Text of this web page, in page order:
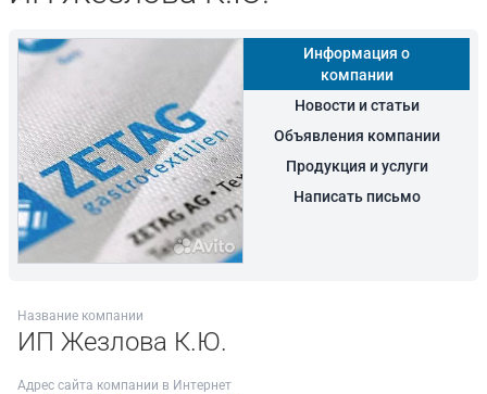
Информация о
компании
Новости и статьи
Объявления компании
Продукция и услуги
Написать письмо
Название компании
ИП Жезлова К.Ю.
Адрес сайта компании в Интернет